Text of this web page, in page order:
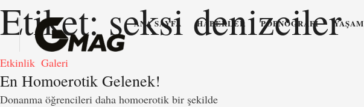
ANA SAYFA HABERLER POPNOGRAFI YAŞAM
Etiket:seksi denizciler
Etkinlik Galeri
En Homoerotik Gelenek!
Donanma öğrencileri daha homoerotik bir şekilde